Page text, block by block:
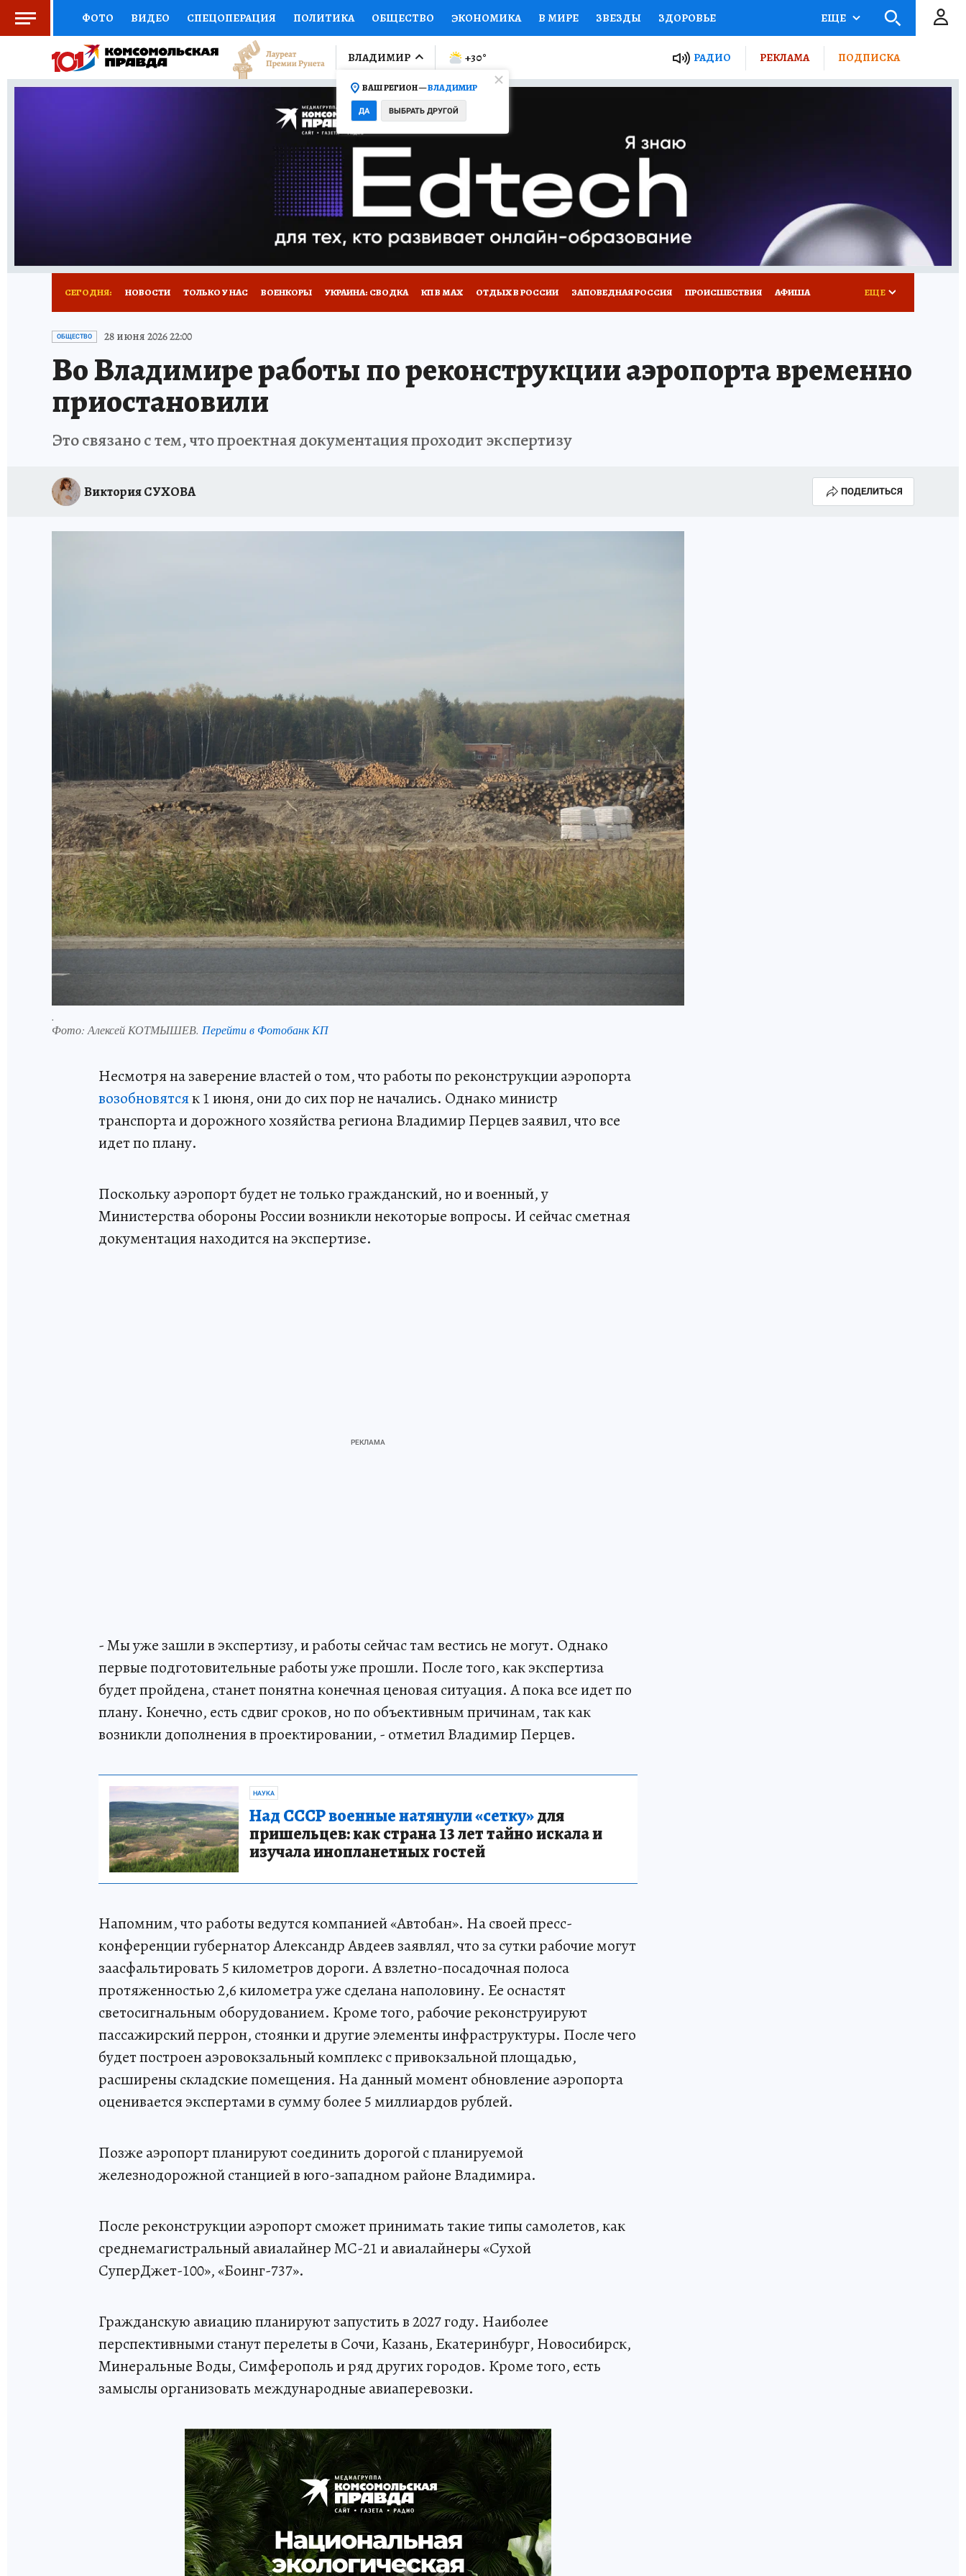
ФОТО ВИДЕО СПЕЦОПЕРАЦИЯ ПОЛИТИКА ОБЩЕСТВО ЭКОНОМИКА В МИРЕ ЗВЕЗДЫ ЗДОРОВЬЕ
СОЦПОДДЕРЖКА НАУКА СПОРТ КОЛУМНИСТЫ ПРОИСШЕСТВИЯ НАЦИОНАЛЬНЫЕ ПРОЕКТЫ РОССИИ
ВЫБОР ЭКСПЕРТОВ ДОКТОР ФИНАНСЫ ОТКРЫВАЕМ МИР Я ЗНАЮ СЕМЬЯ ЖЕНСКИЕ СЕКРЕТЫ ПУТЕВОДИТЕЛЬ
ПРОГНОЗЫ НА СПОРТ ПРОМОКОДЫ СЕРИАЛЫ
ТЕЛЕВИЗОР КОЛЛЕКЦИИ КОНКУРСЫ ГИД ПОТРЕБИТЕЛЯ
НОВОЕ НА САЙТЕ СПЕЦПРОЕКТЫ КП-ВЛАДИМИР
ЕЩЕ
ВЛАДИМИР
ВАШ РЕГИОН —ВЛАДИМИР
ДА ВЫБРАТЬ ДРУГОЙ
+30° РАДИО РЕКЛАМА ПОДПИСКА
СЕГОДНЯ: НОВОСТИ ТОЛЬКО У НАС ВОЕНКОРЫ УКРАИНА: СВОДКА КП В МАХ ОТДЫХ В РОССИИ ЗАПОВЕДНАЯ РОССИЯ ПРОИСШЕСТВИЯ АФИША
ИСПЫТАНО НА СЕБЕ
ЕЩЕ
ОБЩЕСТВО 28 июня 2026 22:00
Во Владимире работы по реконструкции аэропорта временно
приостановили
Это связано с тем, что проектная документация проходит экспертизу
Виктория СУХОВА ПОДЕЛИТЬСЯ
.
Фото: Алексей КОТМЫШЕВ. Перейти в Фотобанк КП
Несмотря на заверение властей о том, что работы по реконструкции аэропорта
возобновятсяк 1 июня, они до сих пор не начались. Однако министр
транспорта и дорожного хозяйства региона Владимир Перцев заявил, что все
идет по плану.
Поскольку аэропорт будет не только гражданский, но и военный, у
Министерства обороны России возникли некоторые вопросы. И сейчас сметная
документация находится на экспертизе.
- Мы уже зашли в экспертизу, и работы сейчас там вестись не могут. Однако
первые подготовительные работы уже прошли. После того, как экспертиза
будет пройдена, станет понятна конечная ценовая ситуация. А пока все идет по
плану. Конечно, есть сдвиг сроков, но по объективным причинам, так как
возникли дополнения в проектировании, - отметил Владимир Перцев.
НАУКА
Над СССР военные натянули «сетку»для
пришельцев: как страна 13 лет тайно искала и
изучала инопланетных гостей
Напомним, что работы ведутся компанией «Автобан». На своей пресс-
конференции губернатор Александр Авдеев заявлял, что за сутки рабочие могут
заасфальтировать 5 километров дороги. А взлетно-посадочная полоса
протяженностью 2,6 километра уже сделана наполовину. Ее оснастят
светосигнальным оборудованием. Кроме того, рабочие реконструируют
пассажирский перрон, стоянки и другие элементы инфраструктуры. После чего
будет построен аэровокзальный комплекс с привокзальной площадью,
расширены складские помещения. На данный момент обновление аэропорта
оценивается экспертами в сумму более 5 миллиардов рублей.
Позже аэропорт планируют соединить дорогой с планируемой
железнодорожной станцией в юго-западном районе Владимира.
После реконструкции аэропорт сможет принимать такие типы самолетов, как
среднемагистральный авиалайнер МС-21 и авиалайнеры «Сухой
СуперДжет-100», «Боинг-737».
Гражданскую авиацию планируют запустить в 2027 году. Наиболее
перспективными станут перелеты в Сочи, Казань, Екатеринбург, Новосибирск,
Минеральные Воды, Симферополь и ряд других городов. Кроме того, есть
замыслы организовать международные авиаперевозки.